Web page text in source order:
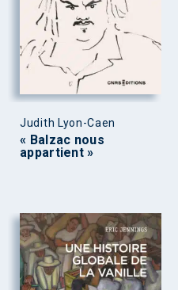
Judith Lyon-Caen
« Balzac nous
appartient »